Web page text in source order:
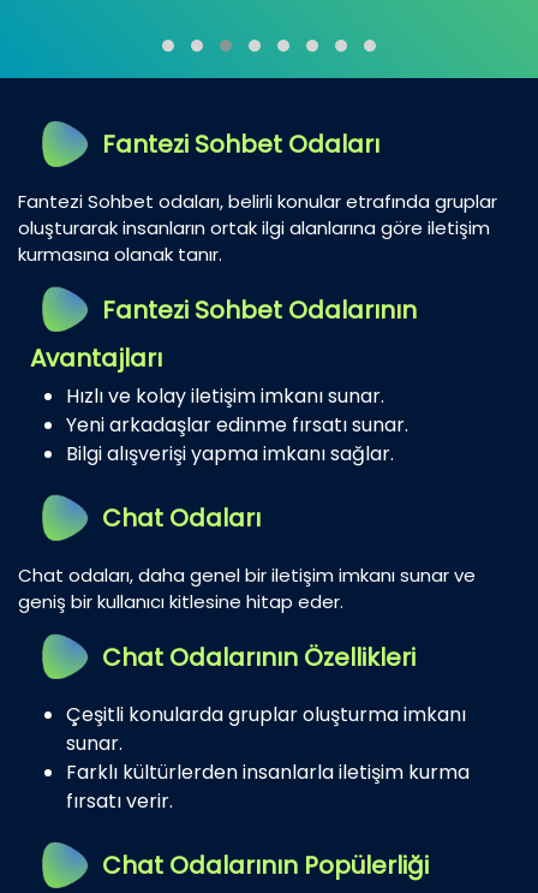
Fantezi Sohbet Odaları
Fantezi Sohbet odaları, belirli konular etrafında gruplar
oluşturarak insanların ortak ilgi alanlarına göre iletişim
kurmasına olanak tanır.
Fantezi Sohbet Odalarının
Avantajları
Hızlı ve kolay iletişim imkanı sunar.
Yeni arkadaşlar edinme fırsatı sunar.
Bilgi alışverişi yapma imkanı sağlar.
Chat Odaları
Chat odaları, daha genel bir iletişim imkanı sunar ve
geniş bir kullanıcı kitlesine hitap eder.
Chat Odalarının Özellikleri
Çeşitli konularda gruplar oluşturma imkanı
sunar.
Farklı kültürlerden insanlarla iletişim kurma
fırsatı verir.
Chat Odalarının Popülerliği